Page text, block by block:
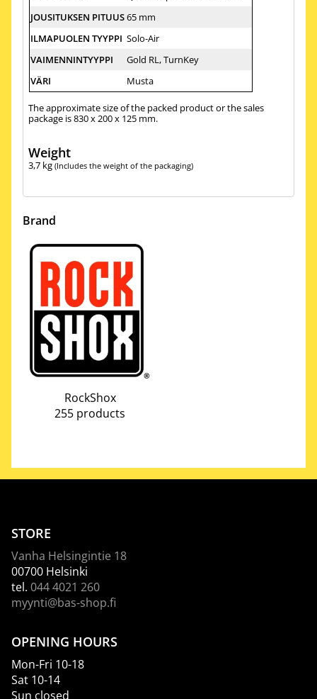
JOUSITUKSEN PITUUS65 mm
ILMAPUOLEN TYYPPI Solo-Air
VAIMENNINTYYPPI
Gold RL, TurnKey
VÄRI
Musta
The approximate size of the packed product or the sales
package is 830 x 200 x 125 mm.
Weight
3,7 kg (Includes the weight of the packaging)
Brand
RockShox
255 products
STORE
Vanha Helsingintie 18
00700 Helsinki
tel. 044 4021 260
myynti@bas-shop.fi
OPENING HOURS
Mon-Fri 10-18
Sat 10-14
Sun closed